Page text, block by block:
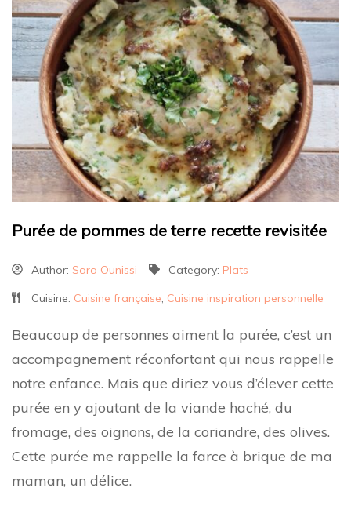
Purée de pommes de terre recette revisitée
Author: Sara Ounissi Category: Plats
Cuisine: Cuisine française, Cuisine inspiration personnelle
Beaucoup de personnes aiment la purée, c’est un
accompagnement réconfortant qui nous rappelle
notre enfance. Mais que diriez vous d’élever cette
purée en y ajoutant de la viande haché, du
fromage, des oignons, de la coriandre, des olives.
Cette purée me rappelle la farce à brique de ma
maman, un délice.